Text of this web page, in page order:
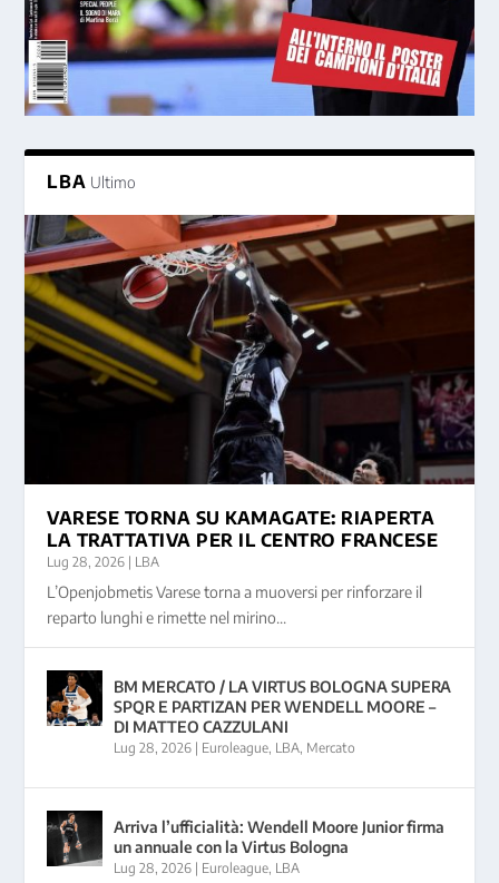
LBA Ultimo
VARESE TORNA SU KAMAGATE: RIAPERTA
LA TRATTATIVA PER IL CENTRO FRANCESE
Lug 28, 2026 | LBA
L’Openjobmetis Varese torna a muoversi per rinforzare il
reparto lunghi e rimette nel mirino...
BM MERCATO / LA VIRTUS BOLOGNA SUPERA
SPQR E PARTIZAN PER WENDELL MOORE –
DI MATTEO CAZZULANI
Lug 28, 2026 | Euroleague, LBA, Mercato
Arriva l’ufficialità: Wendell Moore Junior firma
un annuale con la Virtus Bologna
Lug 28, 2026 | Euroleague, LBA